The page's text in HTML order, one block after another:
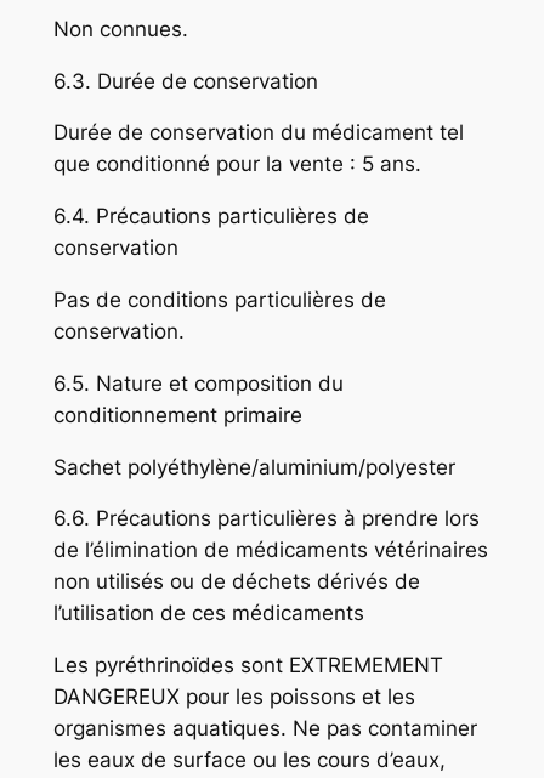
Non connues.
6.3. Durée de conservation
Durée de conservation du médicament tel
que conditionné pour la vente : 5 ans.
6.4. Précautions particulières de
conservation
Pas de conditions particulières de
conservation.
6.5. Nature et composition du
conditionnement primaire
Sachet polyéthylène/aluminium/polyester
6.6. Précautions particulières à prendre lors
de l’élimination de médicaments vétérinaires
non utilisés ou de déchets dérivés de
l’utilisation de ces médicaments
Les pyréthrinoïdes sont EXTREMEMENT
DANGEREUX pour les poissons et les
organismes aquatiques. Ne pas contaminer
les eaux de surface ou les cours d’eaux,